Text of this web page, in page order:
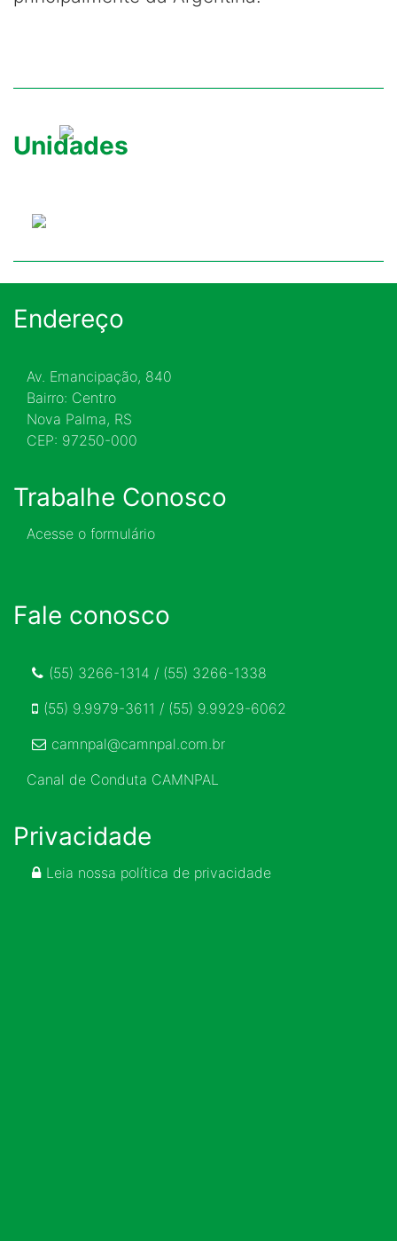
Unidades
Endereço
Av. Emancipação, 840
Bairro: Centro
Nova Palma, RS
CEP: 97250-000
Trabalhe Conosco
Acesse o formulário
Fale conosco
(55) 3266-1314 / (55) 3266-1338
(55) 9.9979-3611 / (55) 9.9929-6062
camnpal@camnpal.com.br
Canal de Conduta CAMNPAL
Privacidade
Leia nossa política de privacidade